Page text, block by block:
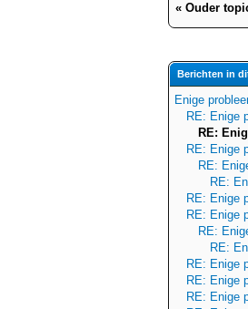
« Ouder
Berichten in
Enige
RE: Enige
RE:
RE: Enige
RE:
RE:
RE: Enige
RE: Enige
RE:
RE:
RE: Enige
RE: Enige
RE: Enige